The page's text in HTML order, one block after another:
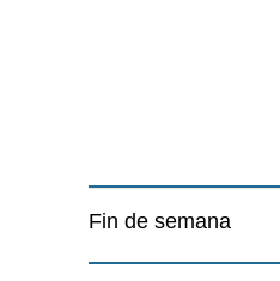
Fin de semana